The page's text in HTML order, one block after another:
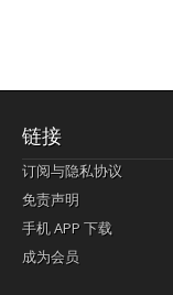
链接
订阅与隐私协议
免责声明
手机 APP 下载
成为会员